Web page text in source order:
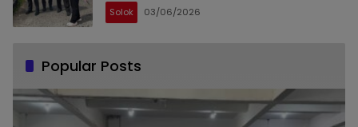
Solok 03/06/2026
Popular Posts